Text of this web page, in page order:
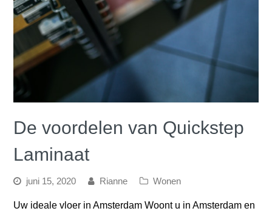
De voordelen van Quickstep
Laminaat
juni 15, 2020 Rianne Wonen
Uw ideale vloer in Amsterdam Woont u in Amsterdam en